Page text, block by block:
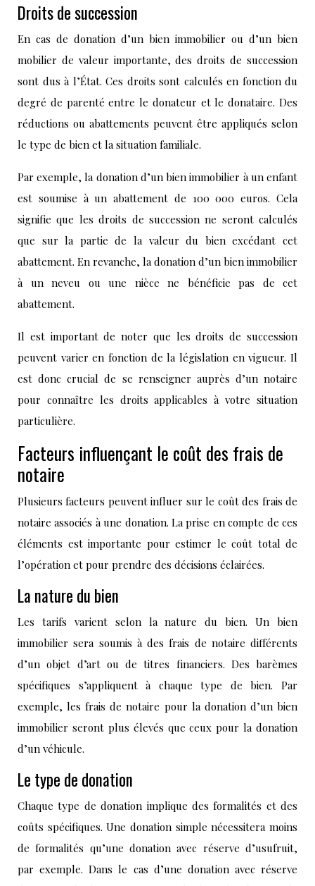
Droits de succession
En cas de donation d’un bien immobilier ou d’un bien
mobilier de valeur importante, des droits de succession
sont dus à l’État. Ces droits sont calculés en fonction du
degré de parenté entre le donateur et le donataire. Des
réductions ou abattements peuvent être appliqués selon
le type de bien et la situation familiale.
Par exemple, la donation d’un bien immobilier à un enfant
est soumise à un abattement de 100 000 euros. Cela
signifie que les droits de succession ne seront calculés
que sur la partie de la valeur du bien excédant cet
abattement. En revanche, la donation d’un bien immobilier
à un neveu ou une nièce ne bénéficie pas de cet
abattement.
Il est important de noter que les droits de succession
peuvent varier en fonction de la législation en vigueur. Il
est donc crucial de se renseigner auprès d’un notaire
pour connaître les droits applicables à votre situation
particulière.
Facteurs influençant le coût des frais de
notaire
Plusieurs facteurs peuvent influer sur le coût des frais de
notaire associés à une donation. La prise en compte de ces
éléments est importante pour estimer le coût total de
l’opération et pour prendre des décisions éclairées.
La nature du bien
Les tarifs varient selon la nature du bien. Un bien
immobilier sera soumis à des frais de notaire différents
d’un objet d’art ou de titres financiers. Des barèmes
spécifiques s’appliquent à chaque type de bien. Par
exemple, les frais de notaire pour la donation d’un bien
immobilier seront plus élevés que ceux pour la donation
d’un véhicule.
Le type de donation
Chaque type de donation implique des formalités et des
coûts spécifiques. Une donation simple nécessitera moins
de formalités qu’une donation avec réserve d’usufruit,
par exemple. Dans le cas d’une donation avec réserve